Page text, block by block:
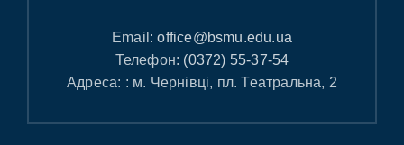
Email:office@bsmu.edu.ua
Телефон: (0372) 55-37-54
Адреса: : м. Чернівці, пл. Театральна, 2